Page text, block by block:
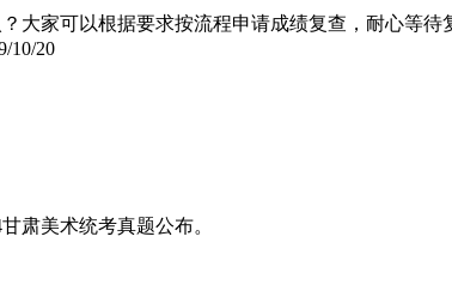
大家可以根据要求按流程申请成绩复查，耐心等待
10/20
肃美术统考真题公布。